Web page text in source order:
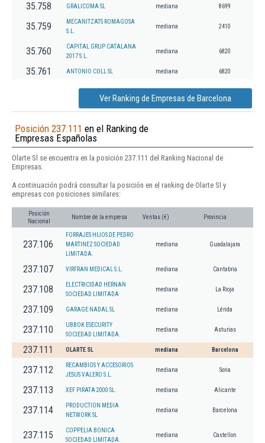
35.758 GRALICOMA SL mediana 8699
35.759
MECANITZATS ROMAGOSA
S.L.
mediana 2410
35.760
CAPITAL GRUP CATALANA
2017 S.L.
mediana 6820
35.761 ANTONIO COLL SL mediana 6820
Ver Ranking de Empresas de Barcelona
Posición 237.111 en el Ranking de
Empresas Españolas
Olarte Sl se encuentra en la posición 237.111 del Ranking Nacional de
Empresas.
A continuación podrá consultar la posición en el ranking de Olarte Sl y
empresas con posiciones similares:
Posición
Nacional
Nombre de la empresa Ventas (€) Provincia
237.106
FORRAJES HIJOS DE PEDRO
MARTINEZ SOCIEDAD
LIMITADA.
mediana Guadalajara
237.107 VIRFRAN MEDICAL S.L. mediana Cantabria
237.108
ELECTRICIDAD HERNAN
SOCIEDAD LIMITADA
mediana La Rioja
237.109 GARAGE NADAL SL mediana Lérida
237.110
UBBOK ESECURITY
SOCIEDAD LIMITADA.
mediana Asturias
237.111 OLARTE SL mediana Barcelona
237.112
RECAMBIOS Y ACCESORIOS
JESUS VALERO S.L.
mediana Soria
237.113 XEF PIRATA 2000 SL. mediana Alicante
237.114
PRODUCTION MEDIA
NETWORK SL
mediana Barcelona
237.115
COPPELIA BONICA
SOCIEDAD LIMITADA.
mediana Castellon